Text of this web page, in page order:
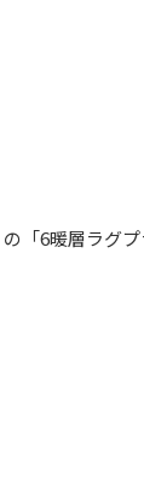
の「6暖層ラグ